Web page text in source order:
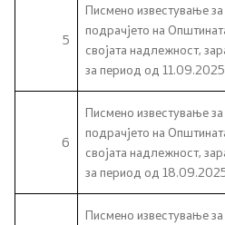
Комисии
Органи во состав
Национални координатори
Генерален Секретаријат
5
Писмено известување
подрачјето на
својата надлежност,
за период од
6
Писмено известување
подрачјето на
својата надлежност,
за период од
Писмено известување